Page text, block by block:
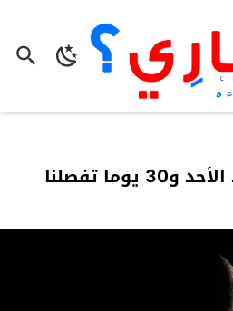
فاتح شعبان يوم غد الأحد و30 يوما تفصلنا